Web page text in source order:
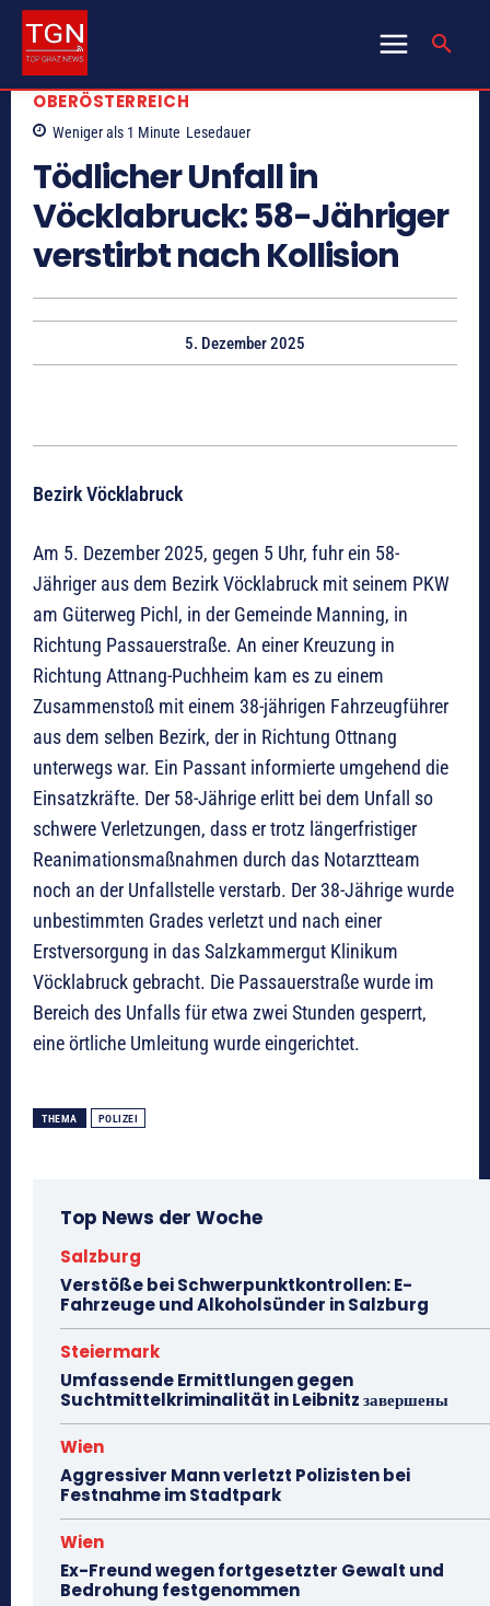
OBERÖSTERREICH
Weniger als 1 Minute Lesedauer
Tödlicher Unfall in
Vöcklabruck: 58-Jähriger
verstirbt nach Kollision
5. Dezember 2025
Bezirk Vöcklabruck
Am 5. Dezember 2025, gegen 5 Uhr, fuhr ein 58-
Jähriger aus dem Bezirk Vöcklabruck mit seinem PKW
am Güterweg Pichl, in der Gemeinde Manning, in
Richtung Passauerstraße. An einer Kreuzung in
Richtung Attnang-Puchheim kam es zu einem
Zusammenstoß mit einem 38-jährigen Fahrzeugführer
aus dem selben Bezirk, der in Richtung Ottnang
unterwegs war. Ein Passant informierte umgehend die
Einsatzkräfte. Der 58-Jährige erlitt bei dem Unfall so
schwere Verletzungen, dass er trotz längerfristiger
Reanimationsmaßnahmen durch das Notarztteam
noch an der Unfallstelle verstarb. Der 38-Jährige wurde
unbestimmten Grades verletzt und nach einer
Erstversorgung in das Salzkammergut Klinikum
Vöcklabruck gebracht. Die Passauerstraße wurde im
Bereich des Unfalls für etwa zwei Stunden gesperrt,
eine örtliche Umleitung wurde eingerichtet.
THEMA POLIZEI
Top News der Woche
Salzburg
Verstöße bei Schwerpunktkontrollen: E-
Fahrzeuge und Alkoholsünder in Salzburg
Steiermark
Umfassende Ermittlungen gegen
Suchtmittelkriminalität in Leibnitz завершены
Wien
Aggressiver Mann verletzt Polizisten bei
Festnahme im Stadtpark
Wien
Ex-Freund wegen fortgesetzter Gewalt und
Bedrohung festgenommen